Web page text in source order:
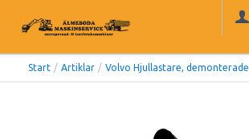
Start / Artiklar / Volvo Hjullastare, demonterade